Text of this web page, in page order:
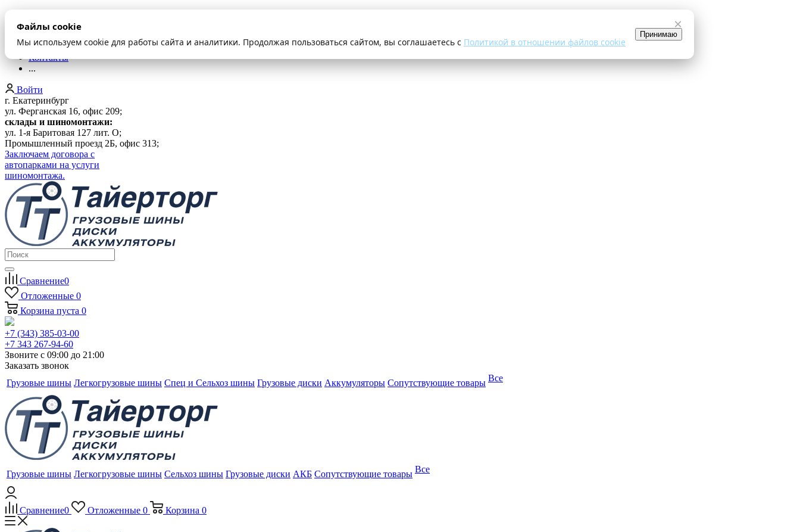
×
Файлы cookie
Мы используем cookie для работы сайта и аналитики. Продолжая пользоваться сайтом, вы соглашаетесь с Политикой в отношении файлов cookie
Принимаю
Оплата и доставка
Шиномонтаж
Контакты
...
Войти
г. Екатеринбург
ул. Ферганская 16, офис 209;
склады и шиномонтажи:
ул. 1-я Баритовая 127 лит. О;
Промышленный проезд 2Б, офис 313;
Заключаем договора с
автопарками на услуги
шиномонтажа.
Сравнение0
Отложенные 0
Корзина пуста 0
+7 (343) 385-03-00
+7 343 267-94-60
Звоните с 09:00 до 21:00
Заказать звонок
Грузовые шины Легкогрузовые шины Спец и Сельхоз шины Грузовые диски Аккумуляторы Сопутствующие товары Все
Грузовые шины Легкогрузовые шины Сельхоз шины Грузовые диски АКБ Сопутствующие товары Все
Сравнение0 Отложенные 0 Корзина 0